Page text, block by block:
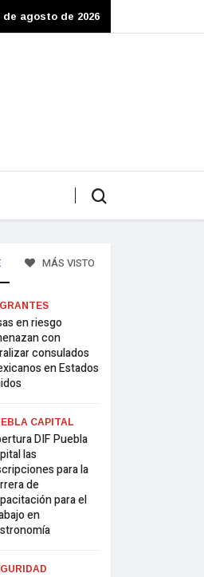
de agosto de 2026
MÁS VISTO
en riesgo
con
consulados
en Estados
CAPITAL
DIF Puebla
las
para la
de
para el
en